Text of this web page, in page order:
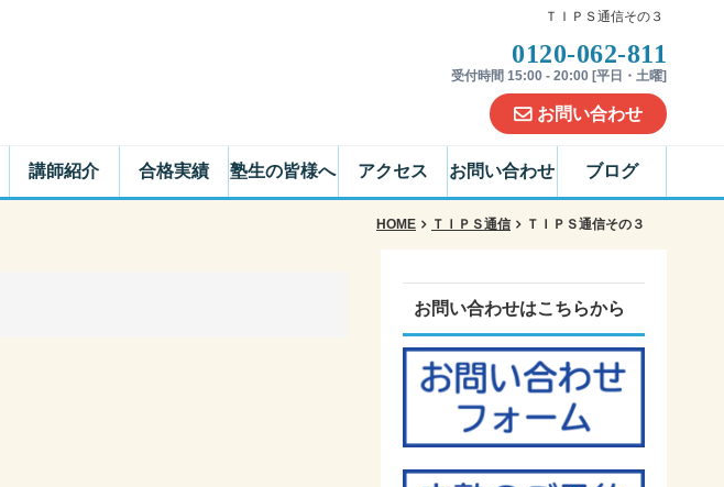
ＴＩＰＳ通信その３
0120-062-811
受付時間 15:00 - 20:00 [平日・土曜]
お問い合わせ
講師紹介 合格実績 塾生の皆様へ アクセス お問い合わせ ブログ
HOME ＴＩＰＳ通信 ＴＩＰＳ通信その３
お問い合わせはこちらから